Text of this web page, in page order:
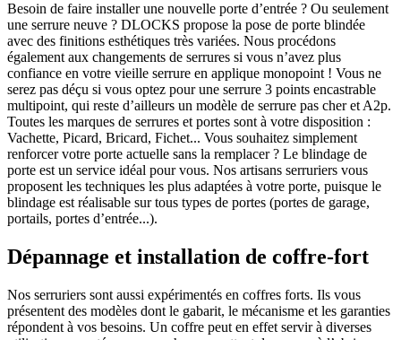
Besoin de faire installer une nouvelle porte d’entrée ? Ou seulement
une serrure neuve ? DLOCKS propose la pose de porte blindée
avec des finitions esthétiques très variées. Nous procédons
également aux changements de serrures si vous n’avez plus
confiance en votre vieille serrure en applique monopoint ! Vous ne
serez pas déçu si vous optez pour une serrure 3 points encastrable
multipoint, qui reste d’ailleurs un modèle de serrure pas cher et A2p.
Toutes les marques de serrures et portes sont à votre disposition :
Vachette, Picard, Bricard, Fichet... Vous souhaitez simplement
renforcer votre porte actuelle sans la remplacer ? Le blindage de
porte est un service idéal pour vous. Nos artisans serruriers vous
proposent les techniques les plus adaptées à votre porte, puisque le
blindage est réalisable sur tous types de portes (portes de garage,
portails, portes d’entrée...).
Dépannage et installation de coffre-fort
Nos serruriers sont aussi expérimentés en coffres forts. Ils vous
présentent des modèles dont le gabarit, le mécanisme et les garanties
répondent à vos besoins. Un coffre peut en effet servir à diverses